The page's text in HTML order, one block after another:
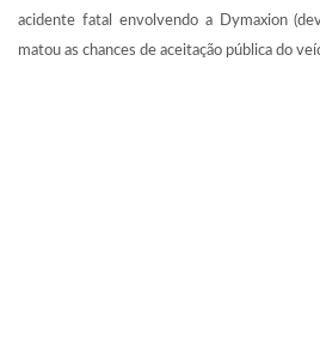
acidente fatal envolvendo a Dymaxion
matou as chances de aceitação pública do